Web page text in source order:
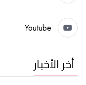
Youtube
أخر الأخبار